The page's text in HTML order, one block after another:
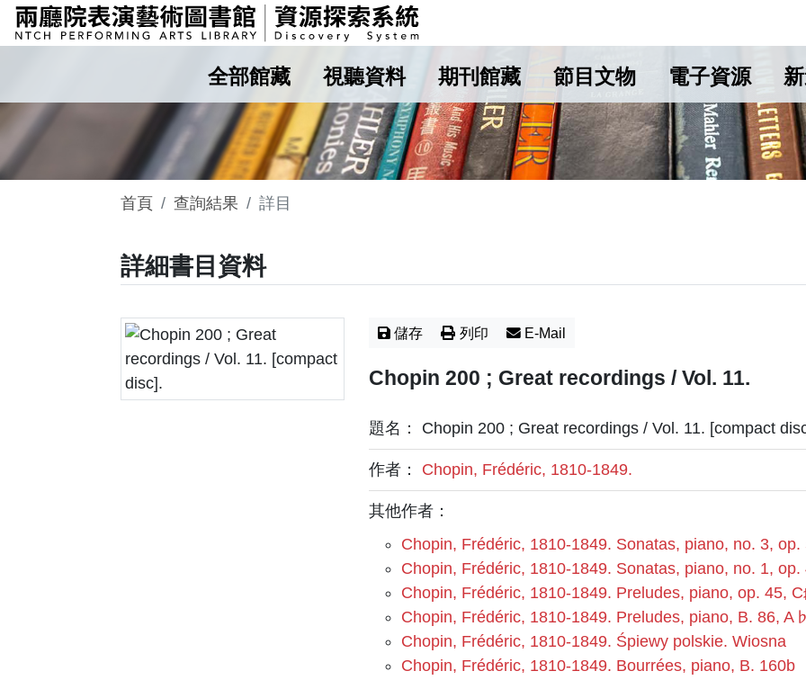
全部館藏 視聽資料 期刊館藏 節目文物 電子資源
首頁 查詢結果 詳目
詳細書目資料
儲存 列印 E-Mail
Chopin 200 ; Great recordings / Vol. 11.
題名： Chopin 200 ; Great recordings / Vol. 11. [compact
作者： Chopin, Frédéric, 1810-1849.
其他作者：
Chopin, Frédéric, 1810-1849. Sonatas, piano, no. 3, op.
Chopin, Frédéric, 1810-1849. Sonatas, piano, no. 1, op.
Chopin, Frédéric, 1810-1849. Preludes, piano, op. 45,
Chopin, Frédéric, 1810-1849. Preludes, piano, B. 86,
Chopin, Frédéric, 1810-1849. Śpiewy polskie. Wiosna
Chopin, Frédéric, 1810-1849. Bourrées, piano, B. 160b